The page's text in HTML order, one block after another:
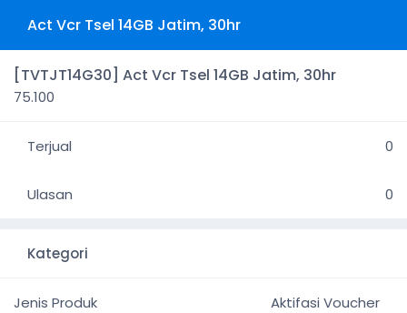
Act Vcr Tsel 14GB Jatim, 30hr
[TVTJT14G30] Act Vcr Tsel 14GB Jatim, 30hr
75.100
Terjual 0
Ulasan 0
Kategori
Jenis Produk Aktifasi Voucher